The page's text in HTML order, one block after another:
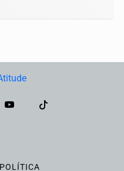
POLÍTICA